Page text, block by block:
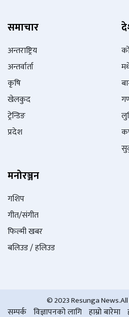
समाचार
अन्तराष्ट्रिय
अन्तर्वार्ता
कृषि
खेलकुद
ट्रेन्डिङ
प्रदेश
मनोरञ्जन
गशिप
गीत/संगीत
फिल्मी खबर
बलिउड / हलिउड
© 2023 Resunga
सम्पर्क विज्ञापनको लागि हाम्रो बारेमा